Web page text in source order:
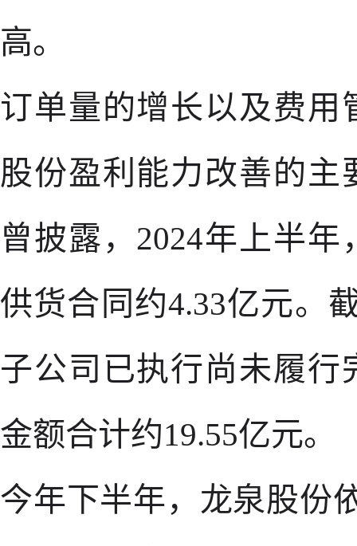
高。
订单量的增长以及费用
股份盈利能力改善的主
曾披露，2024年上半
供货合同约4.33亿元。
子公司已执行尚未履行
金额合计约19.55亿元。
今年下半年，龙泉股份